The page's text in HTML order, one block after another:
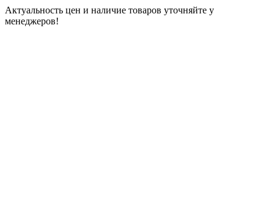
Актуальность цен и наличие товаров уточняйте у
менеджеров!